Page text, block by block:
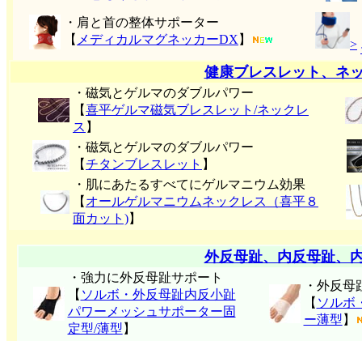
・肩と首の整体サポーター
【 メディカルマグネッカーDX 】 >
健康ブレスレット、ネ
・磁気とゲルマのダブルパワー
【喜平ゲルマ磁気ブレスレット/ネックレ
ス 】
・磁気とゲルマのダブルパワー
【チタンブレスレット 】
・肌にあたるすべてにゲルマニウム効果
【 オールゲルマニウムネックレス（喜平８
面カット)】
外反母趾、内反母趾、
・強力に外反母趾サポート
【 ソルボ・外反母趾内反小趾
パワーメッシュサポーター固
定型/薄型 】
・外反
【 ソルボ
ー薄型 】